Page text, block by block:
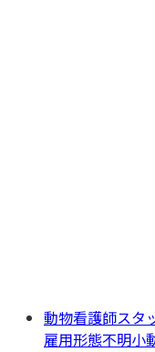
動物看護師スタ
雇用形態不明小